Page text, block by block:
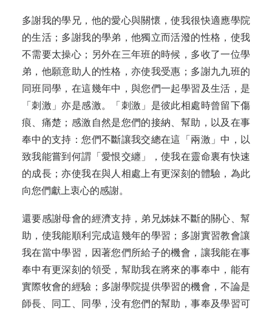
多謝我的學兄，他的愛心與關懷，使我很快適應學院
的生活；多謝我的學弟，他獨立而活潑的性格，使我
不需要太操心；另外在三年班的時候，多收了一位學
弟，他願意助人的性格，亦使我受惠；多謝九九班的
同班同學，在這幾年中，與您們一起學習及生活，是
「刺激」亦是感激。「刺激」是彼此相處時曾留下傷
痕、痛楚；感激自然是您們的接納、幫助，以及在事
奉中的支持：您們不斷讓我交總在這「兩激」中，以
致我能嘗到何謂「愛恨交纏」，使我在靈命裏有快速
的成長；亦使我在與人相處上有更深刻的體驗，為此
向您們獻上衷心的感謝。
還要感謝母會的經濟支持，弟兄姊妹不斷的關心、幫
助，使我能順利完成這幾年的學習；多謝實習教會讓
我在當中學習，因著您們所給子的機會，讓我能在事
奉中有更深刻的領受，幫助我在將來的事奉中，能有
實際牧會的經驗；多謝學院提供學習的機會，不論是
師長、同工、同學，没有您們的幫助，事奉及學習可